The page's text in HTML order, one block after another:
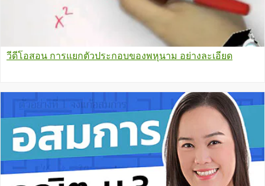
วีดีโอสอน การแยกตัวประกอบของพหุนาม อย่างละเอียด